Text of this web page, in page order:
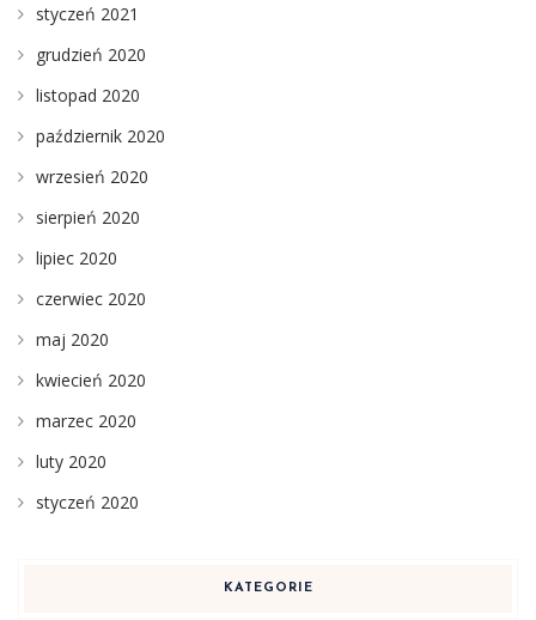
styczeń 2021
grudzień 2020
listopad 2020
październik 2020
wrzesień 2020
sierpień 2020
lipiec 2020
czerwiec 2020
maj 2020
kwiecień 2020
marzec 2020
luty 2020
styczeń 2020
KATEGORIE